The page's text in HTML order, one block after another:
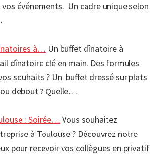
événements. Un cadre unique selon
à… Un buffet dînatoire à
dînatoire clé en main. Des formules
souhaits ? Un buffet dressé sur plats
debout ? Quelle…
: Soirée… Vous souhaitez
à Toulouse ? Découvrez notre
pour recevoir vos collègues en privatif